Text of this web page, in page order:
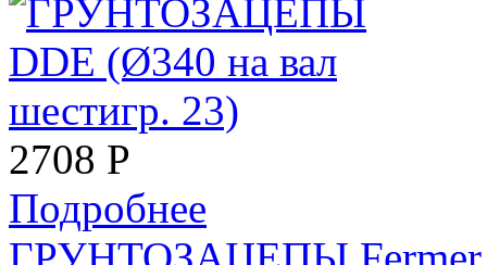
2708 Р
Подробнее